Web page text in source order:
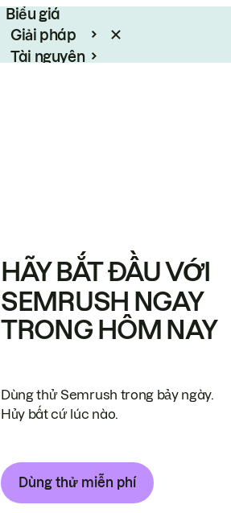
Biểu giá
Giải pháp
Tài nguyên
HÃY BẮT ĐẦU VỚI
SEMRUSH NGAY
TRONG HÔM NAY
Dùng thử Semrush trong bảy ngày.
Hủy bất cứ lúc nào.
Dùng thử miễn phí